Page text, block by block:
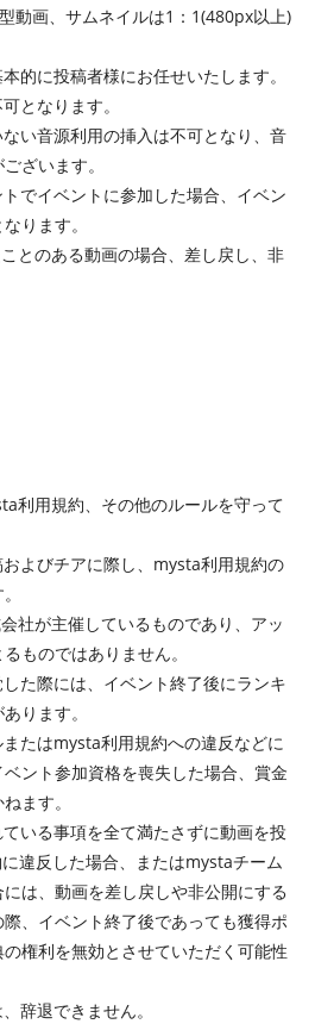
動画、サムネイルは1：1(480px以上)
的に投稿者様にお任せいたします。
となります。
い音源利用の挿入は不可となり、音
ざいます。
でイベントに参加した場合、イベン
ります。
とのある動画の場合、差し戻し、非
利用規約、その他のルールを守って
よびチアに際し、mysta利用規約の
社が主催しているものであり、アッ
ものではありません。
た際には、イベント終了後にランキ
ります。
たはmysta利用規約への違反などに
ント参加資格を喪失した場合、賞金
ます。
いる事項を全て満たさずに動画を投
違反した場合、またはmystaチーム
は、動画を差し戻しや非公開にする
、イベント終了後であっても獲得ポ
権利を無効とさせていただく可能性
辞退できません。